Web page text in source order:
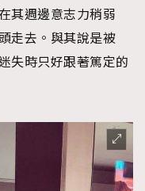
FigaroAesthetic
其週邊意志力稍弱
走去。與其說是被
失時只好跟著篤定的